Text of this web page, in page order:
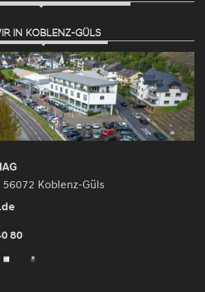
IN KOBLENZ-GÜLS
Koblenz-Güls
80